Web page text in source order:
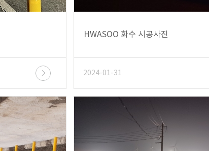
HWASOO 화수 시공사진
2024-01-31